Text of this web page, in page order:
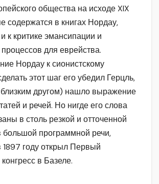
общества на исходе XIX
содержатся в книгах Нордау,
к критике эмансипации и
для еврейства.
Нордау к сионистскому
этот шаг его убедил Герцль,
другом) нашло выражение
и речей. Но нигде его слова
в столь резкой и отточенной
большой программной речи,
1897 году открыл Первый
в Базеле.